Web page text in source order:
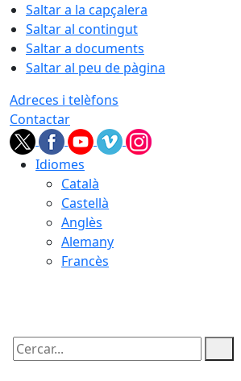
Saltar a la capçalera
Saltar al contingut
Saltar a documents
Saltar al peu de pàgina
Adreces i telèfons
Contactar
Idiomes
Català
Castellà
Anglès
Alemany
Francès
Cercar: